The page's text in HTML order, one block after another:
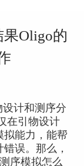
Oligo的
计和测序分
在引物设计
拟能力，能帮
误。那么，
序模拟怎么